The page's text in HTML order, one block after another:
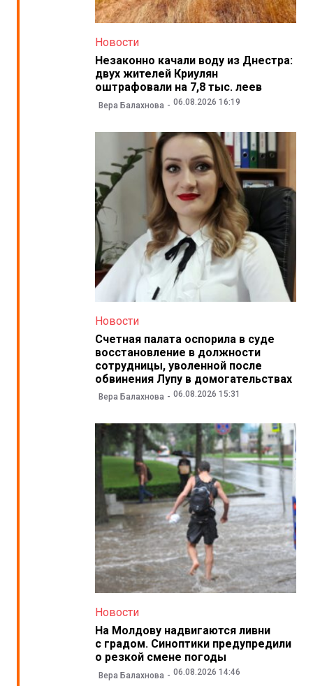
Новости
Незаконно качали воду из Днестра:
двух жителей Криулян
оштрафовали на 7,8 тыс. леев
Вера Балахнова 06.08.2026 16:19
Новости
Счетная палата оспорила в суде
восстановление в должности
сотрудницы, уволенной после
обвинения Лупу в домогательствах
Вера Балахнова 06.08.2026 15:31
Новости
На Молдову надвигаются ливни
с градом. Синоптики предупредили
о резкой смене погоды
Вера Балахнова 06.08.2026 14:46